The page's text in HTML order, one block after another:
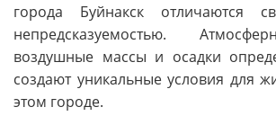
города Буйнакск отличаются
непредсказуемостью.
воздушные массы и осадки
создают уникальные условия для
этом городе.